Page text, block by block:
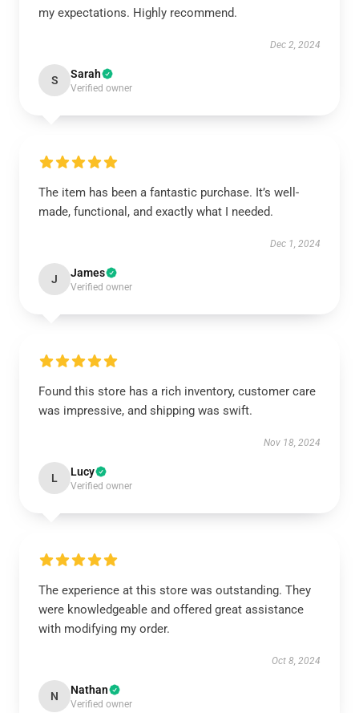
my expectations. Highly recommend.
Dec 2, 2024
S Sarah
Verified owner
The item has been a fantastic purchase. It’s well-
made, functional, and exactly what I needed.
Dec 1, 2024
J James
Verified owner
Found this store has a rich inventory, customer care
was impressive, and shipping was swift.
Nov 18, 2024
L Lucy
Verified owner
The experience at this store was outstanding. They
were knowledgeable and offered great assistance
with modifying my order.
Oct 8, 2024
N Nathan
Verified owner